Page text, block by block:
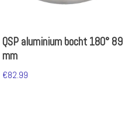
QSP aluminium bocht 180° 89
mm
€82.99